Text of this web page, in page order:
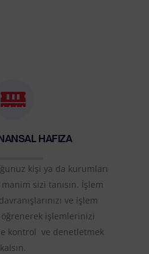
HAFIZA
kişi ya da kurumları
sizi tanısın. İşlem
ve işlem
işlemlerinizi
kontrol ve denetletmek
kalsın.